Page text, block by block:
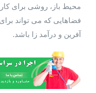
محیط باز، روشی برای
فضاهایی که می تواند
آفرین و درآمد زا باشد.